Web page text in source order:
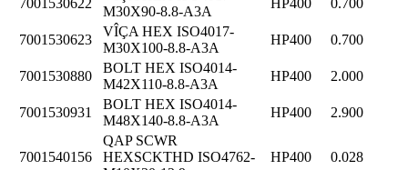
M30X90-8.8-A3A
7001530623
VÎÇA HEX ISO4017-
M30X100-8.8-A3A
HP400 0.700
7001530880
BOLT HEX ISO4014-
M42X110-8.8-A3A
HP400 2.000
7001530931
BOLT HEX ISO4014-
M48X140-8.8-A3A
HP400 2.900
7001540156
QAP SCWR
HEXSCKTHD ISO4762-
HP400 0.028